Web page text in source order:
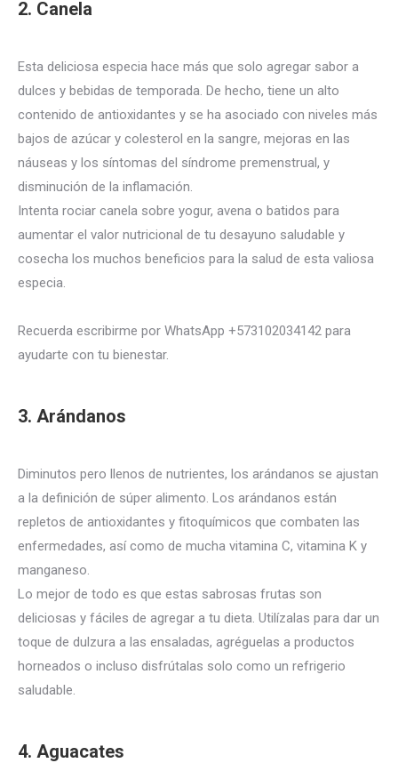
2. Canela
Esta deliciosa especia hace más que solo agregar sabor a
dulces y bebidas de temporada. De hecho, tiene un alto
contenido de antioxidantes y se ha asociado con niveles más
bajos de azúcar y colesterol en la sangre, mejoras en las
náuseas y los síntomas del síndrome premenstrual, y
disminución de la inflamación.
Intenta rociar canela sobre yogur, avena o batidos para
aumentar el valor nutricional de tu desayuno saludable y
cosecha los muchos beneficios para la salud de esta valiosa
especia.
Recuerda escribirme por WhatsApp +573102034142 para
ayudarte con tu bienestar.
3. Arándanos
Diminutos pero llenos de nutrientes, los arándanos se ajustan
a la definición de súper alimento. Los arándanos están
repletos de antioxidantes y fitoquímicos que combaten las
enfermedades, así como de mucha vitamina C, vitamina K y
manganeso.
Lo mejor de todo es que estas sabrosas frutas son
deliciosas y fáciles de agregar a tu dieta. Utilízalas para dar un
toque de dulzura a las ensaladas, agréguelas a productos
horneados o incluso disfrútalas solo como un refrigerio
saludable.
4. Aguacates